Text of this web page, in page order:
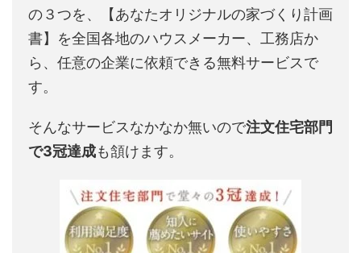
の３つを、【あなたオリジナルの家づくり計画
書】を全国各地のハウスメーカー、工務店か
ら、任意の企業に依頼できる無料サービスで
す。
そんなサービスなかなか無いので注文住宅部門
で3冠達成も頷けます。